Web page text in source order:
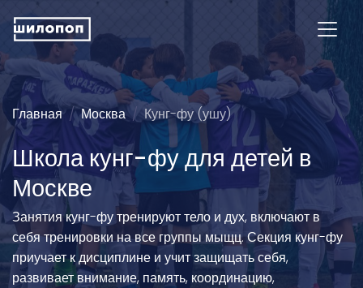
Главная Москва Кунг-фу (ушу)
Школа кунг-фу для детей в
Москве
Занятия кунг-фу тренируют тело и дух, включают в
себя тренировки на все группы мыщц. Секция кунг-фу
приучает к дисциплине и учит защищать себя,
развивает внимание, память, координацию,